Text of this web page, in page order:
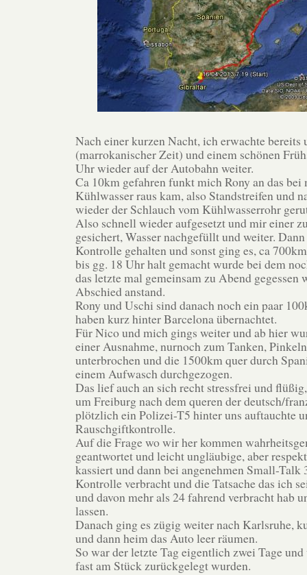
Nach einer kurzen Nacht, ich erwachte bereits
(marrokanischer Zeit) und einem schönen
Uhr wieder auf der Autobahn weiter.
Ca 10km gefahren funkt mich Rony an das bei
Kühlwasser raus kam, also Standstreifen und
wieder der Schlauch vom Kühlwasserrohr
Also schnell wieder aufgesetzt und mir einer
gesichert, Wasser nachgefüllt und weiter.
Kontrolle gehalten und sonst ging es, ca
bis gg. 18 Uhr halt gemacht wurde bei dem
das letzte mal gemeinsam zu Abend gegessen
Abschied anstand.
Rony und Uschi sind danach noch ein paar
haben kurz hinter Barcelona übernachtet.
Für Nico und mich gings weiter und ab hier
einer Ausnahme, nurnoch zum Tanken,
unterbrochen und die 1500km quer durch
einem Aufwasch durchgezogen.
Das lief auch an sich recht stressfrei und
um Freiburg nach dem queren der deutsch/
plötzlich ein Polizei-T5 hinter uns auftauchte
Rauschgiftkontrolle.
Auf die Frage wo wir her kommen
geantwortet und leicht ungläubige, aber
kassiert und dann bei angenehmen Small-Talk
Kontrolle verbracht und die Tatsache das ich
und davon mehr als 24 fahrend verbracht hab
lassen.
Danach ging es zügig weiter nach Karlsruhe,
und dann heim das Auto leer räumen.
So war der letzte Tag eigentlich zwei Tage
fast am Stück zurückgelegt wurden.